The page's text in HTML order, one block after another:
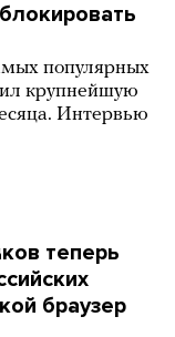
популярных
крупнейшую
Интервью
теперь
браузер